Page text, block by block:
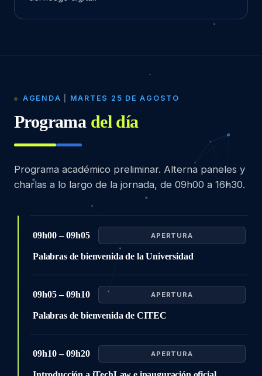
AGENDA MARTES 25 DE AGOSTO
Programa del día
Programa académico preliminar. Alterna paneles y
charlas a lo largo de la jornada, de 09h00 a 16h30.
09h00 – 09h05 APERTURA
Palabras de bienvenida de la Universidad
09h05 – 09h10 APERTURA
Palabras de bienvenida de CITEC
09h10 – 09h20 APERTURA